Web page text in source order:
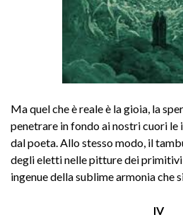
Ma quel che è reale è la gioia, la
penetrare in fondo ai nostri cuori le
dal poeta. Allo stesso modo, il
degli eletti nelle pitture dei primitivi
ingenue della sublime armonia che
IV